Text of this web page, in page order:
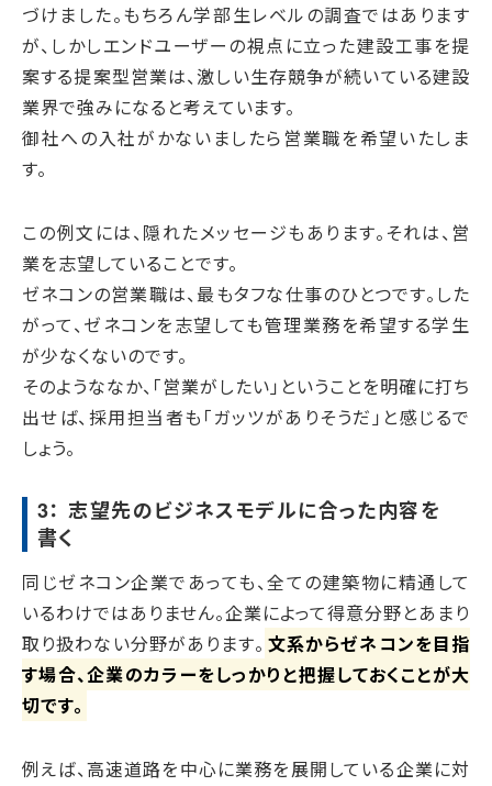
づけました。もちろん学部生レベルの調査ではあります
が、しかしエンドユーザーの視点に立った建設工事を提
案する提案型営業は、激しい生存競争が続いている建設
業界で強みになると考えています。
御社への入社がかないましたら営業職を希望いたしま
す。
この例文には、隠れたメッセージもあります。それは、営
業を志望していることです。
ゼネコンの営業職は、最もタフな仕事のひとつです。した
がって、ゼネコンを志望しても管理業務を希望する学生
が少なくないのです。
そのようななか、「営業がしたい」ということを明確に打ち
出せば、採用担当者も「ガッツがありそうだ」と感じるで
しょう。
3： 志望先のビジネスモデルに合った内容を
書く
同じゼネコン企業であっても、全ての建築物に精通して
いるわけではありません。企業によって得意分野とあまり
取り扱わない分野があります。 文系からゼネコンを目指
す場合、企業のカラーをしっかりと把握しておくことが大
切です。
例えば、高速道路を中心に業務を展開している企業に対